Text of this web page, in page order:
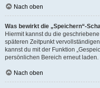
Nach oben
Was bewirkt die „Speichern“-
Hiermit kannst du die
späteren Zeitpunkt
kannst du mit der Funktion
persönlichen Bereich erneut laden.
Nach oben